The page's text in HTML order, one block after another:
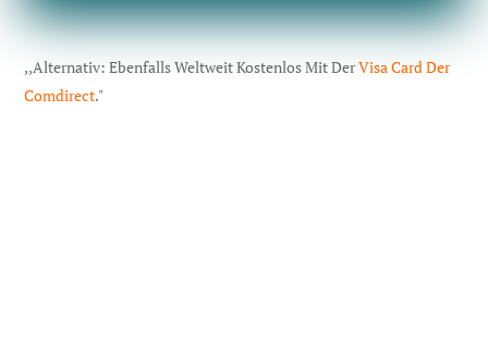
,,Alternativ: Ebenfalls Weltweit Kostenlos Mit DerVisa Card Der
Comdirect."